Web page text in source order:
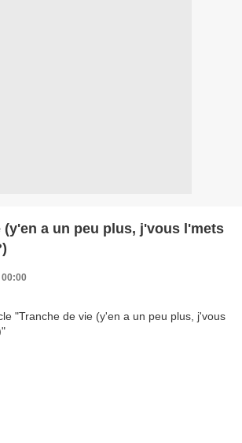
(y'en a un peu plus, j'vous l'mets
00:00